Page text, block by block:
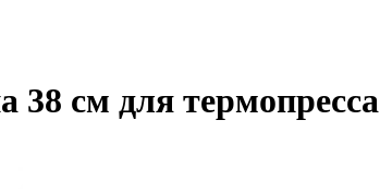
38 см для термопресса